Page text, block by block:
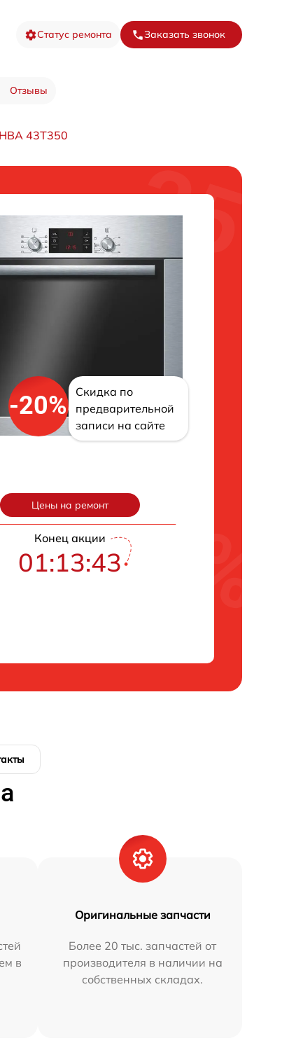
Статус ремонта Заказать звонок
Отзывы
43T350
-20%
Скидка по
предварительной
записи на сайте
Цены на ремонт
Конец акции
01:13:42
в
Оригинальные запчасти
Более 20 тыс. запчастей от
производителя в наличии на
собственных складах.